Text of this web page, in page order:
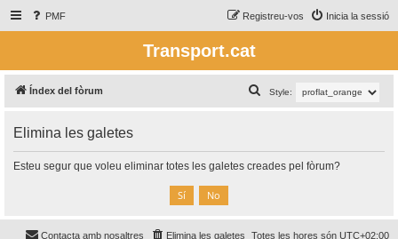
PMF Inicia la sessió
Registreu-vos
Transport.cat
Índex del fòrum Style:
e
c
Elimina les galetes
Esteu segur que voleu eliminar totes les galetes creades pel fòrum?
Totes les hores són UTC+02:00
Elimina les galetes
Contacta amb nosaltres